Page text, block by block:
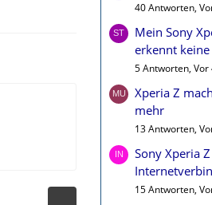
40 Antworten,
Mein Sony
erkennt keine
5 Antworten, Vor
Xperia Z
mehr
13 Antworten,
Sony Xperia
15 Antworten,